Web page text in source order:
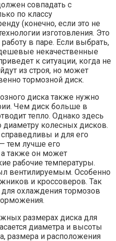
совпадать с
по классу
(конечно, если это не
изготовления. Это
в паре. Если выбрать,
некачественные
к ситуации, когда не
из строя, но может
тормозной диск.
диска также нужно
Чем диск больше в
тепло. Однако здесь
диаметру колесных дисков.
и для его
тем лучше его
а также он может
рабочие температуры.
вентилируемым. Особенно
и кроссоверов. Так
охлаждения тормозов
размерах диска для
диаметра и высоты
размера и расположения